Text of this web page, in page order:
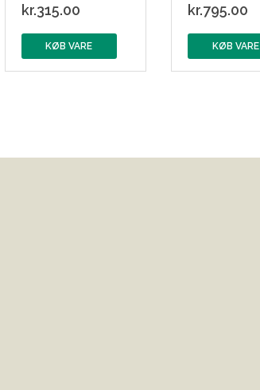
kr.315.00
KØB VARE
kr.795.00
KØB VARE